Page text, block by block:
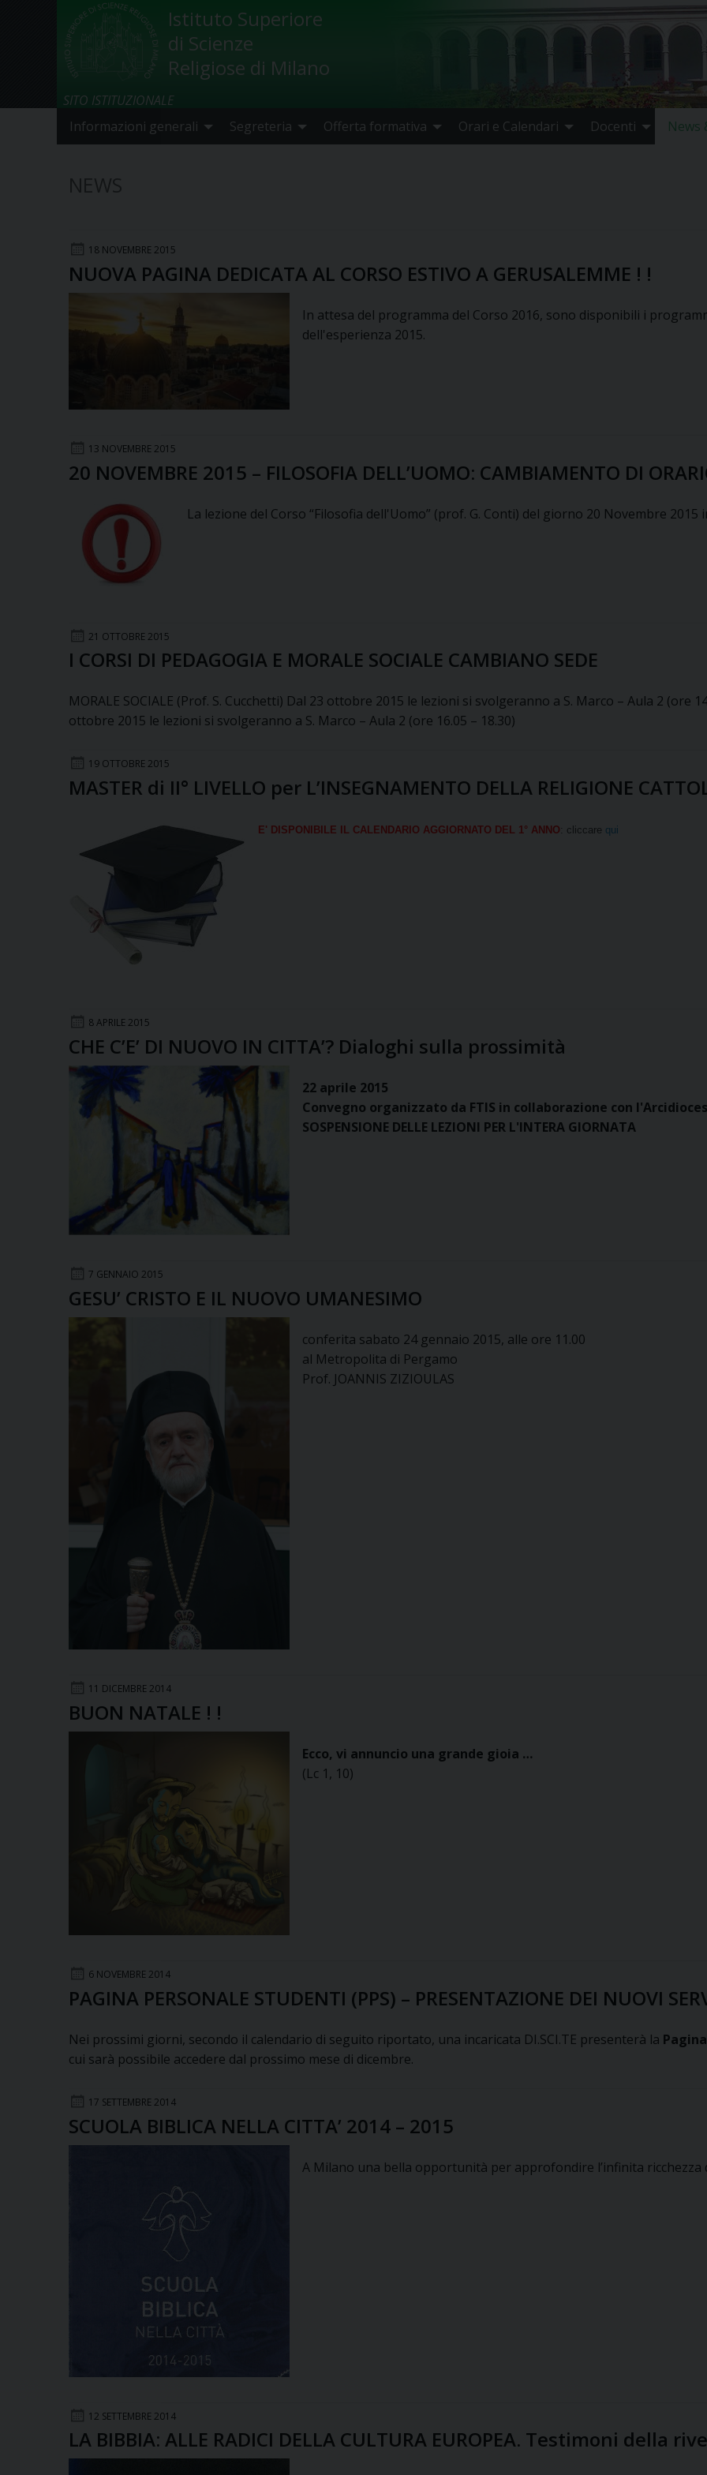
Istituto Superiore
di Scienze
Religiose di Milano
SITO ISTITUZIONALE
Informazioni generali
Segreteria Offerta formativa Orari e Calendari Docenti News
18 NOVEMBRE 2015
NUOVA PAGINA DEDICATA AL CORSO ESTIVO A GERUSALEMME ! !
In attesa del programma del Corso 2016, sono disponibili i
dell'esperienza 2015.
13 NOVEMBRE 2015
20 NOVEMBRE 2015 – FILOSOFIA DELL’UOMO: CAMBIAMENTO DI
La lezione del Corso “Filosofia dell'Uomo” (prof. G. Conti) del giorno 20 Novembre 2015
21 OTTOBRE 2015
I CORSI DI PEDAGOGIA E MORALE SOCIALE CAMBIANO SEDE
MORALE SOCIALE (Prof. S. Cucchetti) Dal 23 ottobre 2015 le lezioni si svolgeranno a S. Marco – Aula 2 (ore
ottobre 2015 le lezioni si svolgeranno a S. Marco – Aula 2 (ore 16.05 – 18.30)
19 OTTOBRE 2015
MASTER di II° LIVELLO per L’INSEGNAMENTO DELLA RELIGIONE
E' DISPONIBILE IL CALENDARIO AGGIORNATO DEL 1° ANNO: cliccare qui
8 APRILE 2015
CHE C’E’ DI NUOVO IN CITTA’? Dialoghi sulla prossimità
22 aprile 2015
Convegno organizzato da FTIS in collaborazione con
SOSPENSIONE DELLE LEZIONI PER L'INTERA GIORNATA
7 GENNAIO 2015
GESU’ CRISTO E IL NUOVO UMANESIMO
conferita sabato 24 gennaio 2015, alle ore 11.00
al Metropolita di Pergamo
Prof. JOANNIS ZIZIOULAS
11 DICEMBRE 2014
BUON NATALE ! !
Ecco, vi annuncio una grande gioia …
(Lc 1, 10)
6 NOVEMBRE 2014
PAGINA PERSONALE STUDENTI (PPS) – PRESENTAZIONE DEI NUOVI
Nei prossimi giorni, secondo il calendario di seguito riportato, una incaricata DI.SCI.TE presenterà la
cui sarà possibile accedere dal prossimo mese di dicembre.
17 SETTEMBRE 2014
SCUOLA BIBLICA NELLA CITTA’ 2014 – 2015
A Milano una bella opportunità per approfondire l’infinita ricchezza
12 SETTEMBRE 2014
LA BIBBIA: ALLE RADICI DELLA CULTURA EUROPEA. Testimoni della